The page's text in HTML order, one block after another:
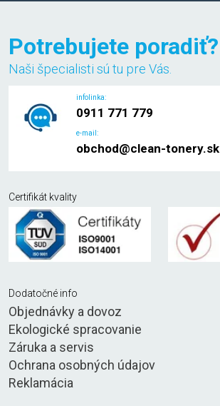
Potrebujete poradiť?
Naši špecialisti sú tu pre Vás.
infolinka:
0911 771 779
e-mail:
obchod@clean-tonery.sk
Certifikát kvality
Dodatočné info
Objednávky a dovoz
Ekologické spracovanie
Záruka a servis
Ochrana osobných údajov
Reklamácia